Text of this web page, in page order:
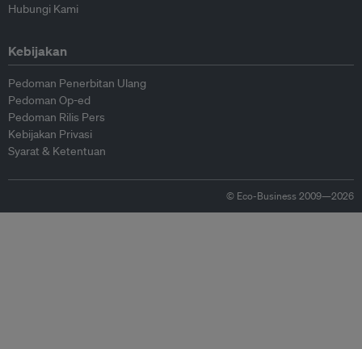
Hubungi Kami
Kebijakan
Pedoman Penerbitan Ulang
Pedoman Op-ed
Pedoman Rilis Pers
Kebijakan Privasi
Syarat & Ketentuan
© Eco-Business 2009—2026